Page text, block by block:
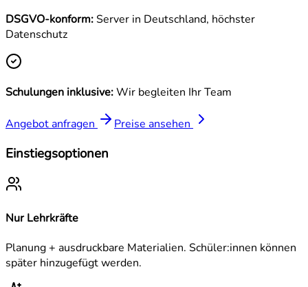
DSGVO-konform:Server in Deutschland, höchster
Datenschutz
Schulungen inklusive:Wir begleiten Ihr Team
Angebot anfragen Preise ansehen
Einstiegsoptionen
Nur Lehrkräfte
Planung + ausdruckbare Materialien. Schüler:innen können
später hinzugefügt werden.